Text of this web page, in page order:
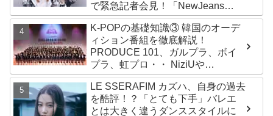
で緊急記者会見！「NewJeans
never dies!」と微笑みの宣言！
ADOR側、2029年まで契約有効と
主張
K-POPの基礎知識③ 韓国のオーデ
ィション番組を徹底解説！
PRODUCE 101、ガルプラ、ボイ
プラ、虹プロ・・ NiziUや
Kep1er、ZEROBASEONEら人気
グループが続々と誕生！ JO1や
INI、ME:Iを生んだ日プまで一挙紹
介
LE SSERAFIM カズハ、自身の過去
を酷評！？「とても下手」バレエ
とは大きく違うダンススタイルに